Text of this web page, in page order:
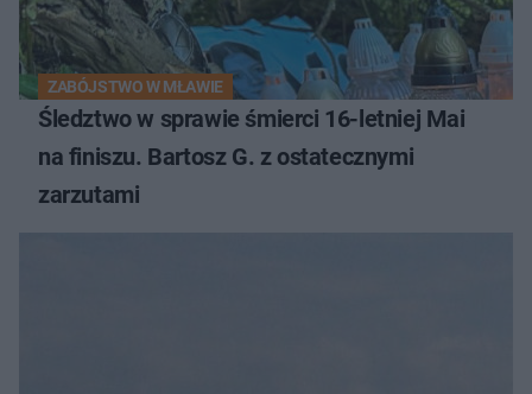
ZABÓJSTWO W MŁAWIE
Śledztwo w sprawie śmierci 16-letniej Mai
na finiszu. Bartosz G. z ostatecznymi
zarzutami